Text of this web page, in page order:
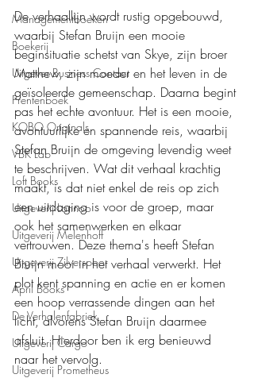
Managementboeken
Boekerij
Uitgever Business Contact
Prentenboek
KOBO Originals
VBK Lab
Loft Books
Uitgeverij Lannoo
Uitgeverij Melenhoff
Uitgeverij Zilverspoor
April Books
De Verhalenfabriek
Uitgeverij Cargo
Uitgeverij Prometheus
De verhaallijn wordt rustig opgebouwd,
waarbij Stefan Bruijn een mooie
beginsituatie schetst van Skye, zijn broer
Matthew, zijn moeder en het leven in de
geïsoleerde gemeenschap. Daarna begint
pas het echte avontuur. Het is een mooie,
avontuurlijke en spannende reis, waarbij
Stefan Bruijn de omgeving levendig weet
te beschrijven. Wat dit verhaal krachtig
maakt, is dat niet enkel de reis op zich
een uitdaging is voor de groep, maar
ook het samenwerken en elkaar
vertrouwen. Deze thema's heeft Stefan
Bruijn mooi in het verhaal verwerkt. Het
plot kent spanning en actie en er komen
een hoop verrassende dingen aan het
licht, alvorens Stefan Bruijn daarmee
afsluit. Hierdoor ben ik erg benieuwd
naar het vervolg.